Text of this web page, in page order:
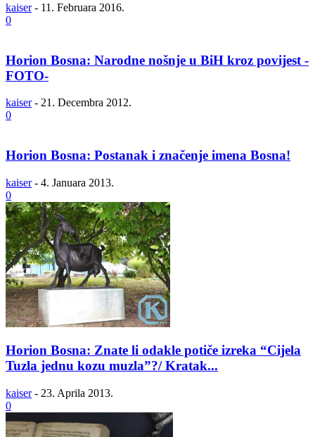
kaiser - 11. Februara 2016.
0
Horion Bosna: Narodne nošnje u BiH kroz povijest -
FOTO-
kaiser - 21. Decembra 2012.
0
Horion Bosna: Postanak i značenje imena Bosna!
kaiser - 4. Januara 2013.
0
Horion Bosna: Znate li odakle potiče izreka “Cijela
Tuzla jednu kozu muzla”?/ Kratak...
kaiser - 23. Aprila 2013.
0